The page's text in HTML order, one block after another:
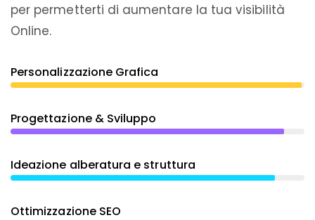
per permetterti di aumentare la tua visibilità
Online.
Personalizzazione Grafica
Progettazione & Sviluppo
Ideazione alberatura e struttura
Ottimizzazione SEO